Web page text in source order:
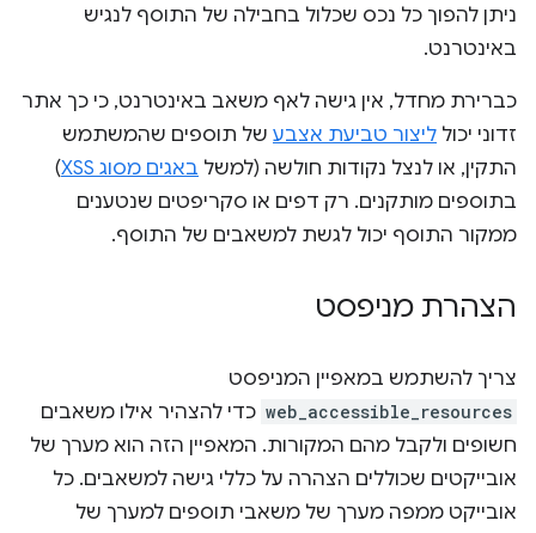
ניתן להפוך כל נכס שכלול בחבילה של התוסף לנגיש
באינטרנט.
כברירת מחדל, אין גישה לאף משאב באינטרנט, כי כך אתר
זדוני יכול ליצור טביעת אצבע של תוספים שהמשתמש
התקין, או לנצל נקודות חולשה (למשל באגים מסוג XSS
)
בתוספים מותקנים. רק דפים או סקריפטים שנטענים
ממקור התוסף יכול לגשת למשאבים של התוסף.
הצהרת מניפסט
צריך להשתמש במאפיין המניפסט
web_accessible_resources כדי להצהיר אילו משאבים
חשופים ולקבל מהם המקורות. המאפיין הזה הוא מערך של
אובייקטים שכוללים הצהרה על כללי גישה למשאבים. כל
אובייקט ממפה מערך של משאבי תוספים למערך של